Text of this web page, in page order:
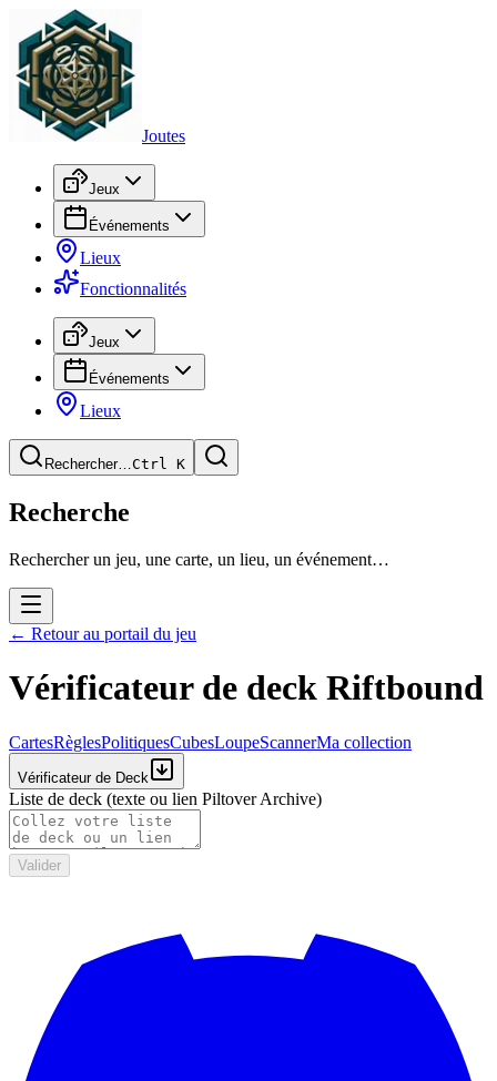
Joutes
Jeux
Événements
Lieux
Fonctionnalités
Jeux
Événements
Lieux
Rechercher…Ctrl K
Recherche
Rechercher un jeu, une carte, un lieu, un événement…
← Retour au portail du jeu
Vérificateur de deck Riftbound
CartesRèglesPolitiquesCubesLoupeScannerMa collection
Vérificateur de Deck
Liste de deck (texte ou lien Piltover Archive)
Valider